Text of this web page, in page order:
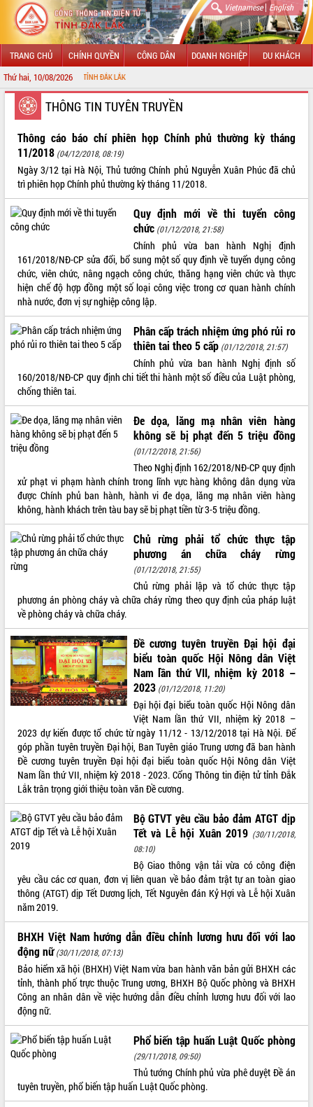
Vietnamese| English
TRANG CHỦ CHÍNH QUYỀN CÔNG DÂN DOANH NGHIỆP DU KHÁCH
Thứ hai, 10/08/2026
GIỚI THIỆU
LÃNH ĐẠO UBND TỈNH
TIN TỨC SỰ KIỆN
SỞ, BAN, NGÀNH
UBND CÁC XÃ, PHƯỜNG
HỆ THỐNG VĂN BẢN
VĂN BẢN HĐND TỈNH
ĐIỂM TIN VĂN BẢN
VIDEO
Không có file video nào để phát.
ALBUM ẢNH
LIÊN KẾT WEB
THỐNG KÊ TRUY CẬP
Hôm nay: 30891
Tất cả:
66144005
THÔNG TIN TUYÊN TRUYỀN
Thông cáo báo chí phiên họp Chính phủ thường kỳ tháng
11/2018 (04/12/2018, 08:19)
Ngày 3/12 tại Hà Nội, Thủ tướng Chính phủ Nguyễn Xuân Phúc đã chủ
trì phiên họp Chính phủ thường kỳ tháng 11/2018.
Quy định mới về thi tuyển công
chức (01/12/2018, 21:58)
Chính phủ vừa ban hành Nghị định
161/2018/NĐ-CP sửa đổi, bổ sung một số quy định về tuyển dụng công
chức, viên chức, nâng ngạch công chức, thăng hạng viên chức và thực
hiện chế độ hợp đồng một số loại công việc trong cơ quan hành chính
nhà nước, đơn vị sự nghiệp công lập.
Phân cấp trách nhiệm ứng phó rủi ro
thiên tai theo 5 cấp (01/12/2018, 21:57)
Chính phủ vừa ban hành Nghị định số
160/2018/NĐ-CP quy định chi tiết thi hành một số điều của Luật phòng,
chống thiên tai.
Đe dọa, lăng mạ nhân viên hàng
không sẽ bị phạt đến 5 triệu đồng
(01/12/2018, 21:56)
Theo Nghị định 162/2018/NĐ-CP quy định
xử phạt vi phạm hành chính trong lĩnh vực hàng không dân dụng vừa
được Chính phủ ban hành, hành vi đe dọa, lăng mạ nhân viên hàng
không, hành khách trên tàu bay sẽ bị phạt tiền từ 3-5 triệu đồng.
Chủ rừng phải tổ chức thực tập
phương án chữa cháy rừng
(01/12/2018, 21:55)
Chủ rừng phải lập và tổ chức thực tập
phương án phòng cháy và chữa cháy rừng theo quy định của pháp luật
về phòng cháy và chữa cháy.
Đề cương tuyên truyền Đại hội đại
biểu toàn quốc Hội Nông dân Việt
Nam lần thứ VII, nhiệm kỳ 2018 –
2023 (01/12/2018, 11:20)
Đại hội đại biểu toàn quốc Hội Nông dân
Việt Nam lần thứ VII, nhiệm kỳ 2018 –
2023 dự kiến được tổ chức từ ngày 11/12 - 13/12/2018 tại Hà Nội. Để
góp phần tuyên truyền Đại hội, Ban Tuyên giáo Trung ương đã ban hành
Đề cương tuyên truyền Đại hội đại biểu toàn quốc Hội Nông dân Việt
Nam lần thứ VII, nhiệm kỳ 2018 - 2023. Cổng Thông tin điện tử tỉnh Đắk
Lắk trân trọng giới thiệu toàn văn Đề cương.
Bộ GTVT yêu cầu bảo đảm ATGT dịp
Tết và Lễ hội Xuân 2019 (30/11/2018,
08:10)
Bộ Giao thông vận tải vừa có công điện
yêu cầu các cơ quan, đơn vị liên quan về bảo đảm trật tự an toàn giao
thông (ATGT) dịp Tết Dương lịch, Tết Nguyên đán Kỷ Hợi và Lễ hội Xuân
năm 2019.
BHXH Việt Nam hướng dẫn điều chỉnh lương hưu đối với lao
động nữ (30/11/2018, 07:13)
Bảo hiểm xã hội (BHXH) Việt Nam vừa ban hành văn bản gửi BHXH các
tỉnh, thành phố trực thuộc Trung ương, BHXH Bộ Quốc phòng và BHXH
Công an nhân dân về việc hướng dẫn điều chỉnh lương hưu đối với lao
động nữ.
Phổ biến tập huấn Luật Quốc phòng
(29/11/2018, 09:50)
Thủ tướng Chính phủ vừa phê duyệt Đề án
tuyên truyền, phổ biến tập huấn Luật Quốc phòng.